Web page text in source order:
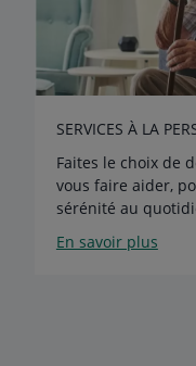
SERVICES À LA
Faites le choix de
vous faire aider,
sérénité au
En savoir plus